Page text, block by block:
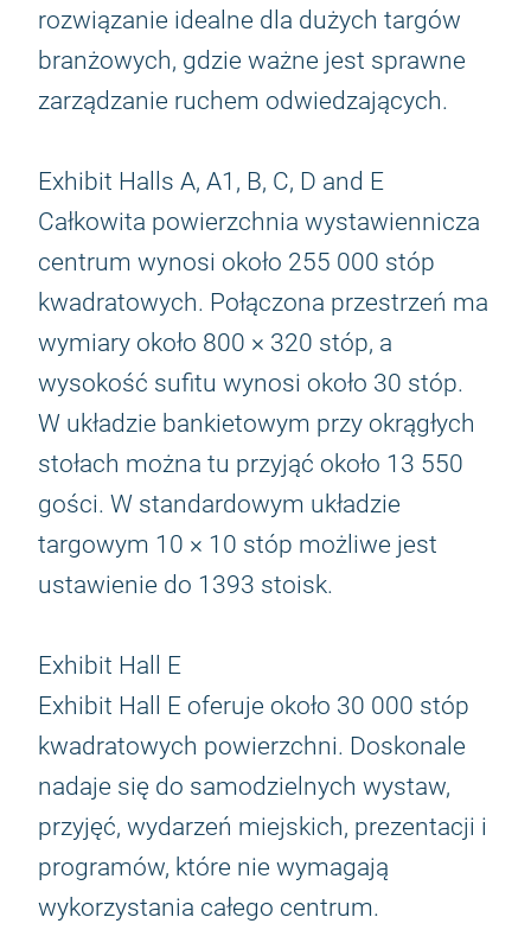
rozwiązanie idealne dla dużych targów
branżowych, gdzie ważne jest sprawne
zarządzanie ruchem odwiedzających.
Exhibit Halls A, A1, B, C, D and E
Całkowita powierzchnia wystawiennicza
centrum wynosi około 255 000 stóp
kwadratowych. Połączona przestrzeń ma
wymiary około 800 × 320 stóp, a
wysokość sufitu wynosi około 30 stóp.
W układzie bankietowym przy okrągłych
stołach można tu przyjąć około 13 550
gości. W standardowym układzie
targowym 10 × 10 stóp możliwe jest
ustawienie do 1393 stoisk.
Exhibit Hall E
Exhibit Hall E oferuje około 30 000 stóp
kwadratowych powierzchni. Doskonale
nadaje się do samodzielnych wystaw,
przyjęć, wydarzeń miejskich, prezentacji i
programów, które nie wymagają
wykorzystania całego centrum.